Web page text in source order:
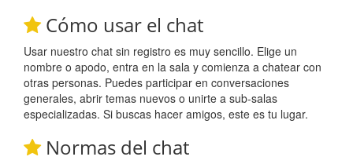
Cómo usar el chat
Usar nuestro chat sin registro es muy sencillo. Elige un
nombre o apodo, entra en la sala y comienza a chatear con
otras personas. Puedes participar en conversaciones
generales, abrir temas nuevos o unirte a sub-salas
especializadas. Si buscas hacer amigos, este es tu lugar.
Normas del chat